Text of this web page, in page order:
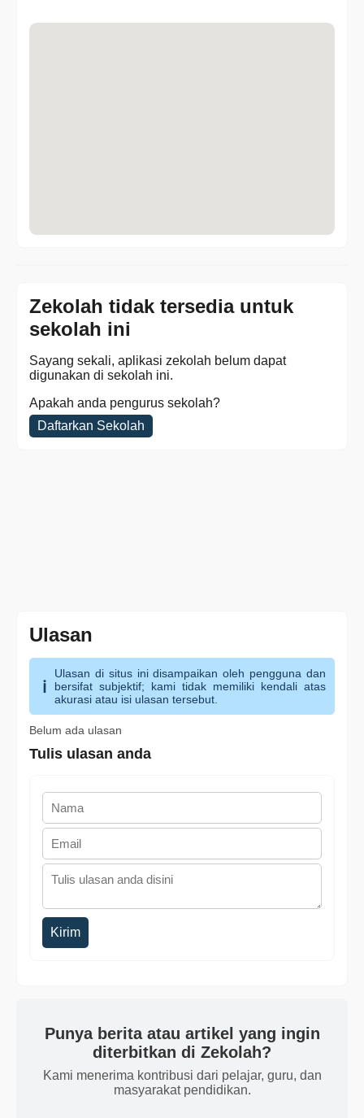
Zekolah tidak tersedia untuk
sekolah ini
Sayang sekali, aplikasi zekolah belum dapat
digunakan di sekolah ini.
Apakah anda pengurus sekolah?
Daftarkan Sekolah
Ulasan
Ulasan di situs ini disampaikan oleh pengguna dan
bersifat subjektif; kami tidak memiliki kendali atas
akurasi atau isi ulasan tersebut.
Belum ada ulasan
Tulis ulasan anda
Kirim
Punya berita atau artikel yang ingin
diterbitkan di Zekolah?
Kami menerima kontribusi dari pelajar, guru, dan
masyarakat pendidikan.